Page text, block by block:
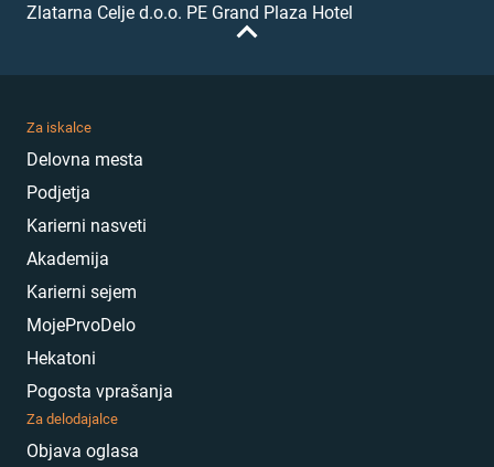
Zlatarna Celje d.o.o. PE Grand Plaza Hotel
Za iskalce
Delovna mesta
Podjetja
Karierni nasveti
Akademija
Karierni sejem
MojePrvoDelo
Hekatoni
Pogosta vprašanja
Za delodajalce
Objava oglasa